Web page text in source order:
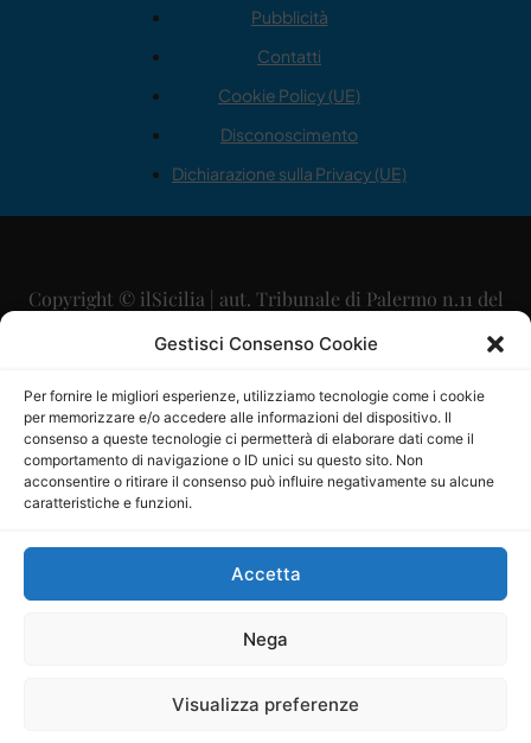
Gestisci Consenso Cookie
Per fornire le migliori esperienze, utilizziamo tecnologie come i cookie
per memorizzare e/o accedere alle informazioni del dispositivo. Il
consenso a queste tecnologie ci permetterà di elaborare dati come il
comportamento di navigazione o ID unici su questo sito. Non
acconsentire o ritirare il consenso può influire negativamente su alcune
caratteristiche e funzioni.
Accetta
Nega
Visualizza preferenze
Pubblicità
Contatti
Cookie Policy (UE)
Disconoscimento
Dichiarazione sulla Privacy (UE)
Copyright © ilSicilia | aut. Tribunale di Palermo n.11 del
29/09/2015
Direttore Editoriale: Maurizio Scaglione
Direttore Responsabile: Maria Calabrese
P.IVA: 06334930820
Mercurio Comunicazione Società Cooperativa a r.l. è
iscritta al Registro degli Operatori di Comunicazione al
Sito gestito daLa Digitale srl–info@ladigitale.it